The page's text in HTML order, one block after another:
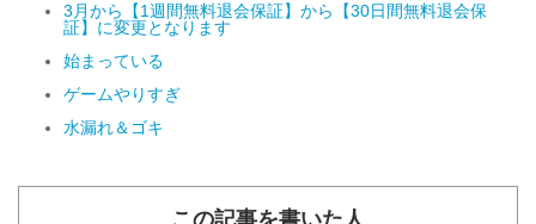
3月から【1週間無料退会保証】から【30日間無料退会保
証】に変更となります
始まっている
ゲームやりすぎ
水漏れ＆ゴキ